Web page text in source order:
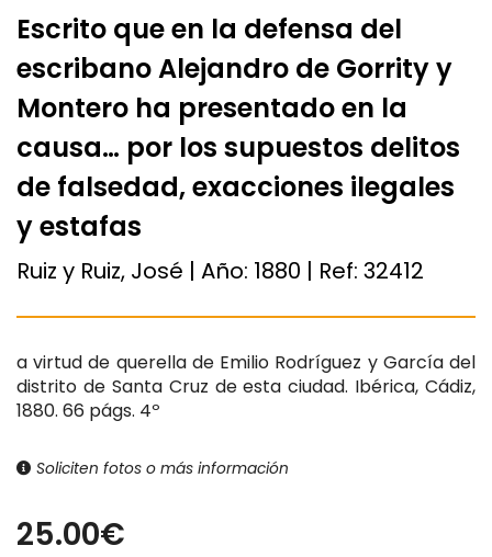
Escrito que en la defensa del
escribano Alejandro de Gorrity y
Montero ha presentado en la
causa… por los supuestos delitos
de falsedad, exacciones ilegales
y estafas
Ruiz y Ruiz, José | Año: 1880 | Ref: 32412
a virtud de querella de Emilio Rodríguez y García del
distrito de Santa Cruz de esta ciudad. Ibérica, Cádiz,
1880. 66 págs. 4º
Soliciten fotos o más información
25.00€